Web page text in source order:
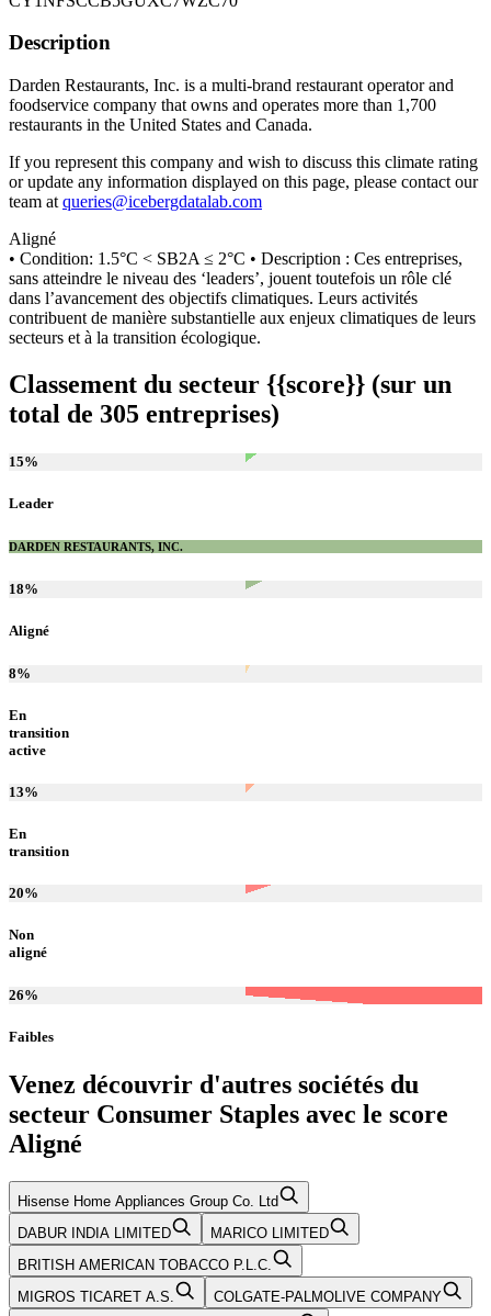
Description
Darden Restaurants, Inc. is a multi-brand restaurant operator and
foodservice company that owns and operates more than 1,700
restaurants in the United States and Canada.
If you represent this company and wish to discuss this climate rating
or update any information displayed on this page, please contact our
team at queries@icebergdatalab.com
Aligné
• Condition: 1.5°C < SB2A ≤ 2°C • Description : Ces entreprises,
sans atteindre le niveau des ‘leaders’, jouent toutefois un rôle clé
dans l’avancement des objectifs climatiques. Leurs activités
contribuent de manière substantielle aux enjeux climatiques de leurs
secteurs et à la transition écologique.
Classement du secteur {{score}} (sur un
total de 305 entreprises)
15%
Leader
DARDEN RESTAURANTS, INC.
18%
Aligné
8%
En
transition
active
13%
En
transition
20%
Non
aligné
26%
Faibles
Venez découvrir d'autres sociétés du
secteur Consumer Staples avec le score
Aligné
Hisense Home Appliances Group Co. Ltd
DABUR INDIA LIMITED
MARICO LIMITED
BRITISH AMERICAN TOBACCO P.L.C.
MIGROS TICARET A.S.
COLGATE-PALMOLIVE COMPANY